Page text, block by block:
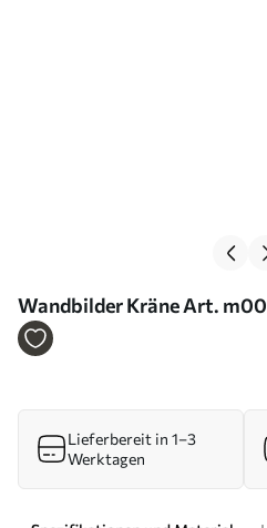
Wandbilder Kräne Art.
Lieferbereit in 1–3
Werktagen